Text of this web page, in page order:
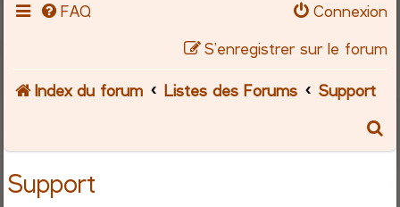
FAQ
Connexion
S’enregistrer sur le forum
Index du forum Listes des Forums
Support
Support